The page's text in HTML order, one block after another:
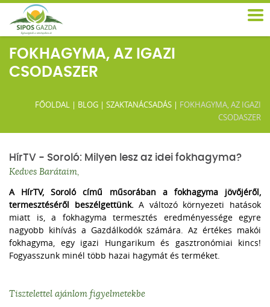
FOKHAGYMA, AZ IGAZI
CSODASZER
FŐOLDAL | BLOG | SZAKTANÁCSADÁS | FOKHAGYMA, AZ IGAZI
CSODASZER
HírTV - Soroló: Milyen lesz az idei fokhagyma?
Kedves Barátaim,
A HírTV, Soroló című műsorában a fokhagyma jövőjéről,
termesztéséről beszélgettünk.A változó környezeti hatások
miatt is, a fokhagyma termesztés eredményessége egyre
nagyobb kihívás a Gazdálkodók számára. Az értékes makói
fokhagyma, egy igazi Hungarikum és gasztronómiai kincs!
Fogyasszunk minél több hazai hagymát és terméket.
Tisztelettel ajánlom figyelmetekbe